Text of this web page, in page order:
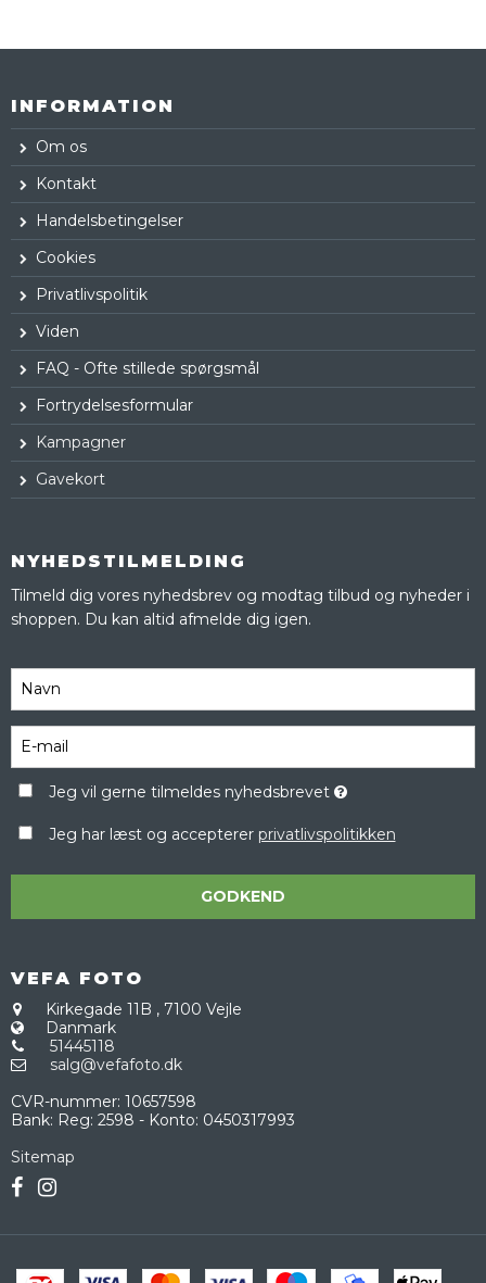
INFORMATION
Om os
Kontakt
Handelsbetingelser
Cookies
Privatlivspolitik
Viden
FAQ - Ofte stillede spørgsmål
Fortrydelsesformular
Kampagner
Gavekort
NYHEDSTILMELDING
Tilmeld dig vores nyhedsbrev og modtag tilbud og nyheder i
shoppen. Du kan altid afmelde dig igen.
Jeg vil gerne tilmeldes nyhedsbrevet
Jeg har læst og accepterer privatlivspolitikken
GODKEND
VEFA FOTO
Kirkegade 11B , 7100 Vejle
Danmark
51445118
salg@vefafoto.dk
CVR-nummer: 10657598
Bank: Reg: 2598 - Konto: 0450317993
Sitemap